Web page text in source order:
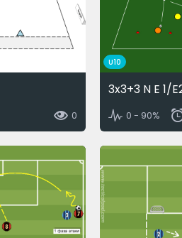
0
U10
3x3+3 N E 1/
0 - 90%